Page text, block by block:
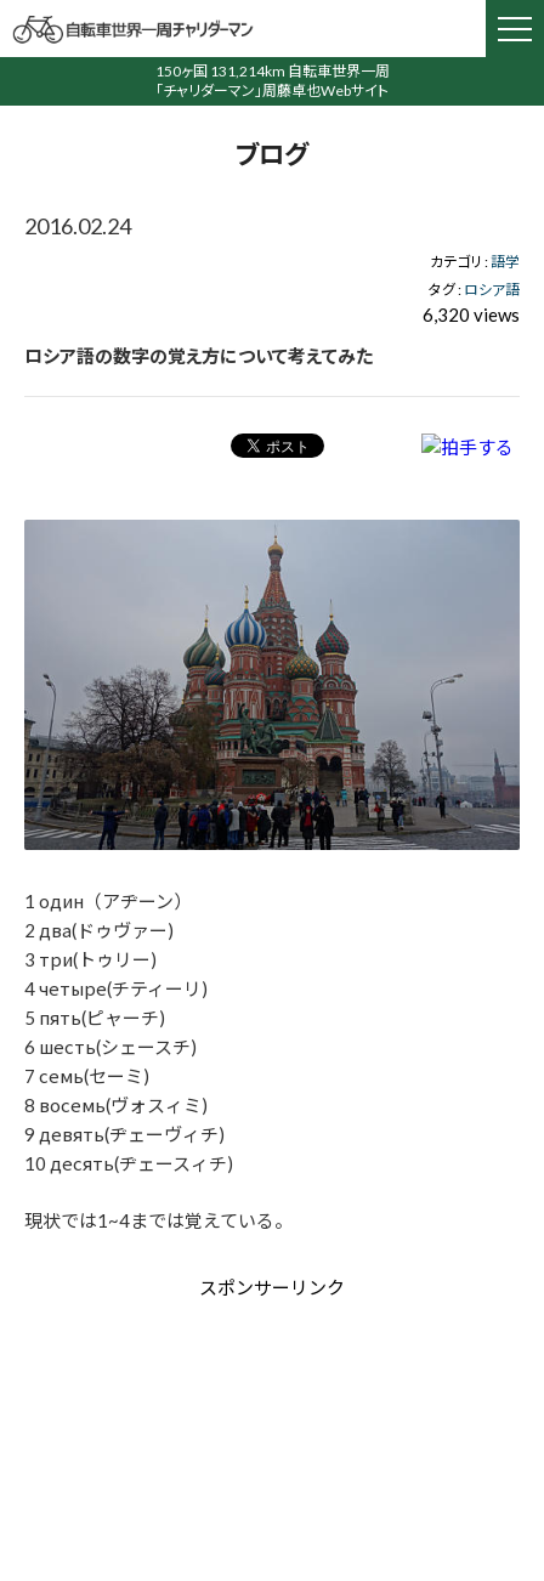
150ヶ国 131,214km 自転車世界一周
「チャリダーマン」周藤卓也Webサイト
ブログ
2016.02.24
カテゴリ :語学
タグ : ロシア語
6,320 views
ロシア語の数字の覚え方について考えてみた
1 один（アヂーン）
2 два(ドゥヴァー)
3 три(トゥリー)
4 четыре(チティーリ)
5 пять(ピャーチ)
6 шесть(シェースチ)
7 семь(セーミ)
8 восемь(ヴォスィミ)
9 девять(ヂェーヴィチ)
10 десять(ヂェースィチ)
現状では1~4までは覚えている。
スポンサーリンク